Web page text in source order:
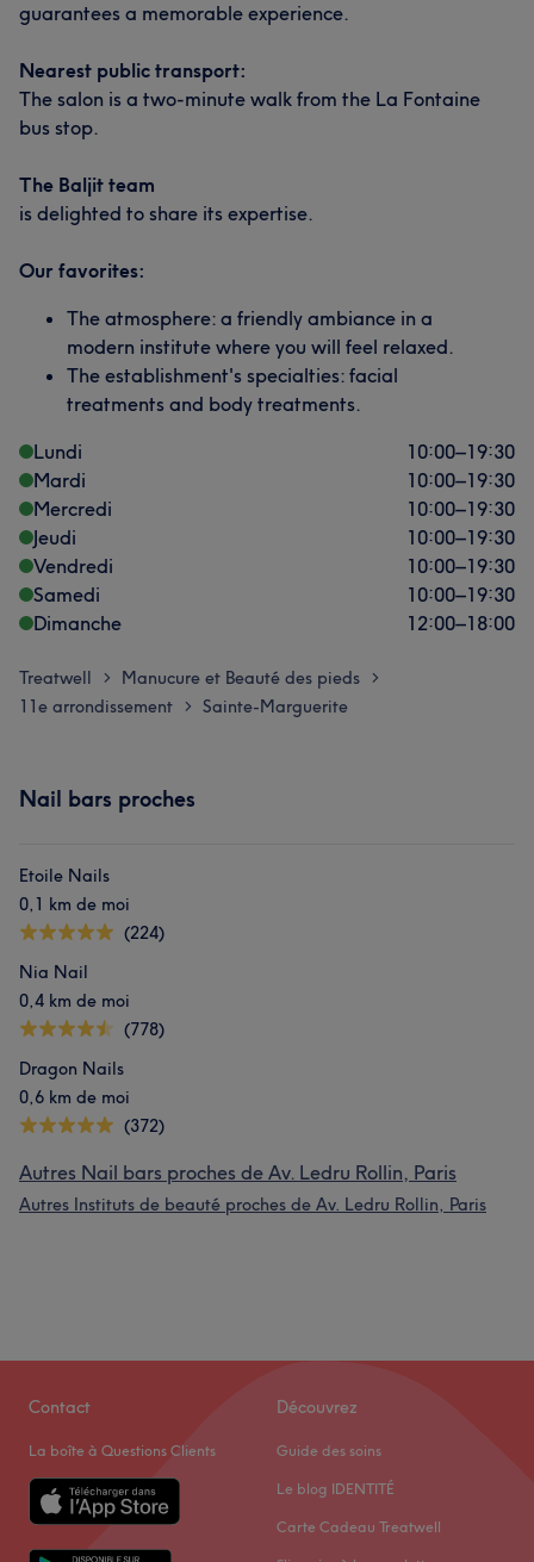
guarantees a memorable experience.
Nearest public transport:
The salon is a two-minute walk from the La Fontaine
bus stop.
The Baljit team
is delighted to share its expertise.
Our favorites:
The atmosphere: a friendly ambiance in a
modern institute where you will feel relaxed.
The establishment's specialties: facial
treatments and body treatments.
Lundi
10:00–19:30
Mardi
10:00–19:30
Mercredi
10:00–19:30
Jeudi
10:00–19:30
Vendredi
10:00–19:30
Samedi
10:00–19:30
Dimanche
12:00–18:00
Treatwell > Manucure et Beauté des pieds >
11e arrondissement > Sainte-Marguerite
Nail bars proches
Etoile Nails
0,1 km de moi
(224)
Nia Nail
0,4 km de moi
(778)
Dragon Nails
0,6 km de moi
(372)
Autres Nail bars proches de Av. Ledru Rollin, Paris
Autres Instituts de beauté proches de Av. Ledru Rollin, Paris
Contact
La boîte à Questions Clients
Découvrez
Guide des soins
Le blog IDENTITÉ
Carte Cadeau Treatwell